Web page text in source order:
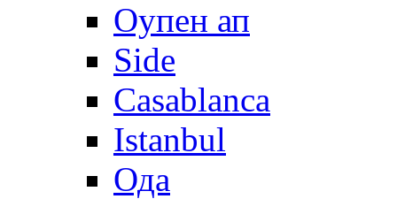
Оупен ап
Side
Casablanca
Istanbul
Ода